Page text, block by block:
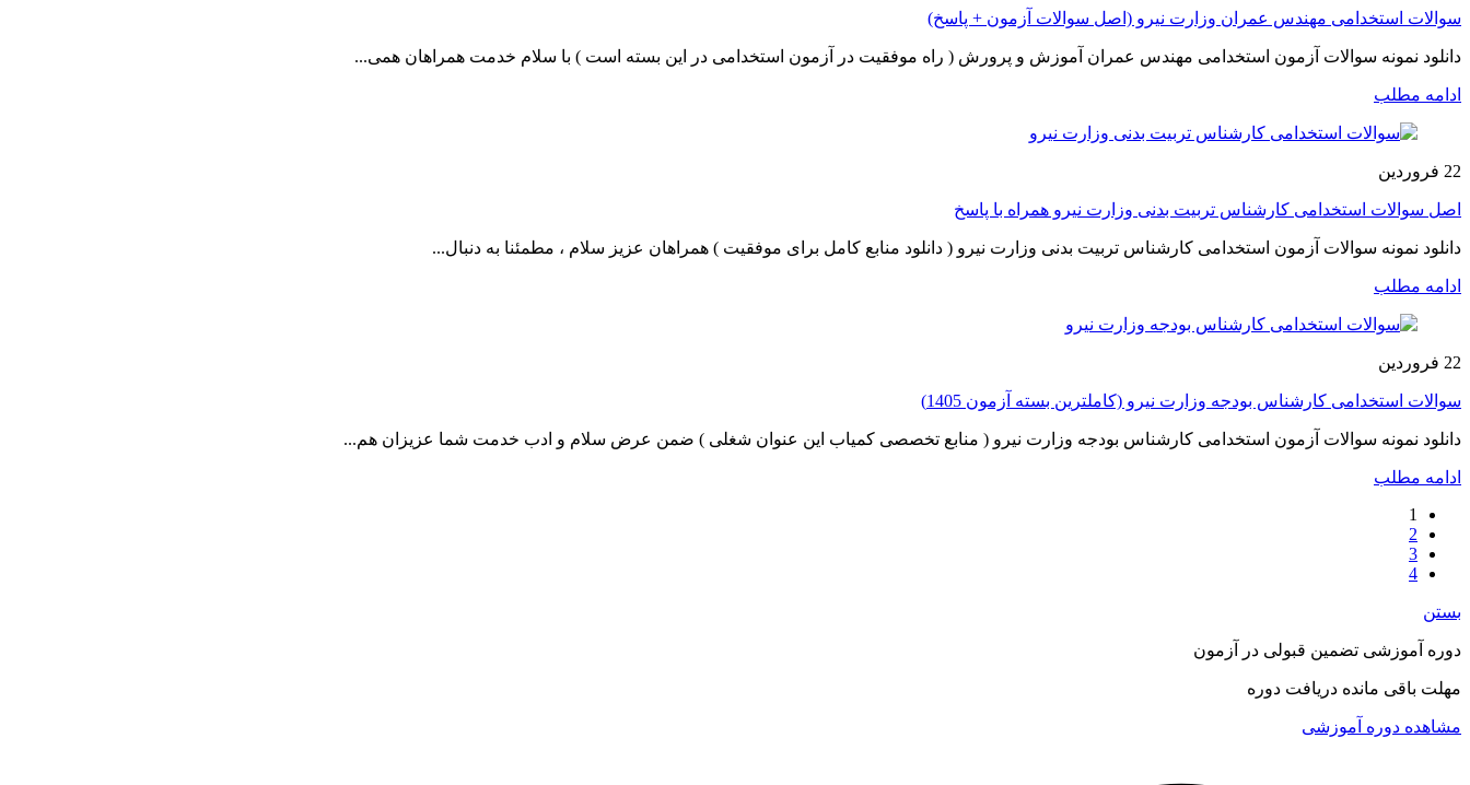
سوالات استخدامی مهندس عمران وزارت نیرو (اصل سوالات آزمون + پاسخ)
دانلود نمونه سوالات آزمون استخدامی مهندس عمران آموزش و پرورش ( راه موفقیت در آزمون استخدامی در این بسته است ) با سلام خدمت همراهان همی...
ادامه مطلب
22 فروردین
اصل سوالات استخدامی کارشناس تربیت بدنی وزارت نیرو همراه با پاسخ
دانلود نمونه سوالات آزمون استخدامی کارشناس تربیت بدنی وزارت نیرو ( دانلود منابع کامل برای موفقیت ) همراهان عزیز سلام ، مطمئنا به دنبال...
ادامه مطلب
22 فروردین
سوالات استخدامی کارشناس بودجه وزارت نیرو (کاملترین بسته آزمون 1405)
دانلود نمونه سوالات آزمون استخدامی کارشناس بودجه وزارت نیرو ( منابع تخصصی کمیاب این عنوان شغلی ) ضمن عرض سلام و ادب خدمت شما عزیزان هم...
ادامه مطلب
1
2
3
4
بستن
دوره آموزشی تضمین قبولی در آزمون
مهلت باقی مانده دریافت دوره
مشاهده دوره آموزشی